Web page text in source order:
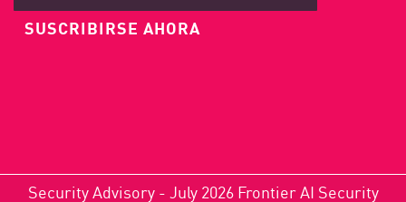
SUSCRIBIRSE AHORA
Security Advisory - July 2026 Frontier AI Security